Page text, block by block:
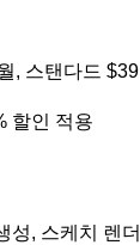
, 스탠다드
할인 적용
성, 스케치 렌